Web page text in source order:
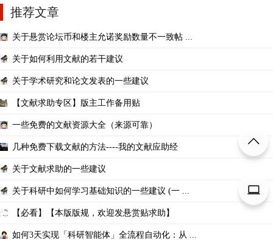
推荐文章
关于悬赏论坛币和楼主允诺奖励数量不一致帖 ...
关于如何利用文献的若干建议
关于学术研究和论文发表的一些建议
【文献求助专区】版主工作备用贴
一些免费的文献资源大全（来源可靠）
几种免费下载文献的方法----我的文献应助经
关于文献求助的一些建议
关于科研中如何学习基础知识的一些建议 (一 ...
【必看】【本版版规，欢迎发悬赏贴求助】
如何3天实现「科研智能体」全流程自动化：从 ...